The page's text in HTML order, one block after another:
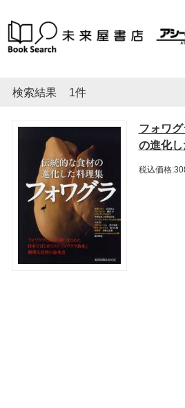
検索結果 1件
フォワ
の進化
税込価格